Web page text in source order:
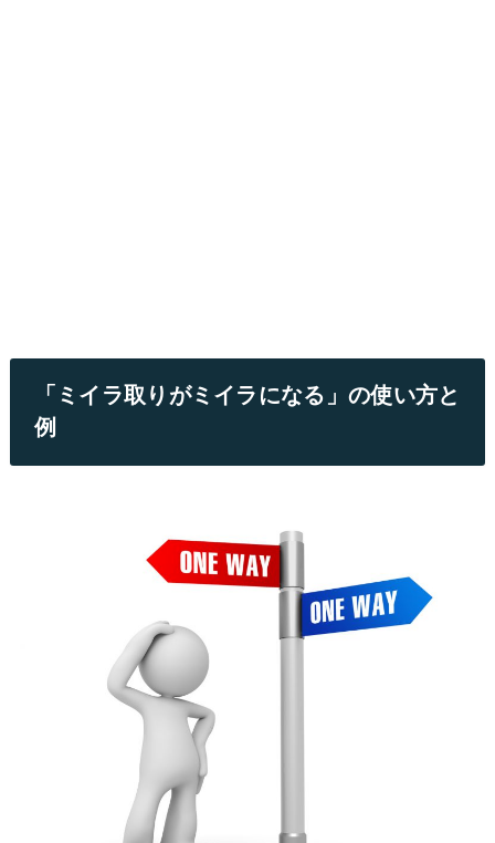
「ミイラ取りがミイラになる」の使い方と
例